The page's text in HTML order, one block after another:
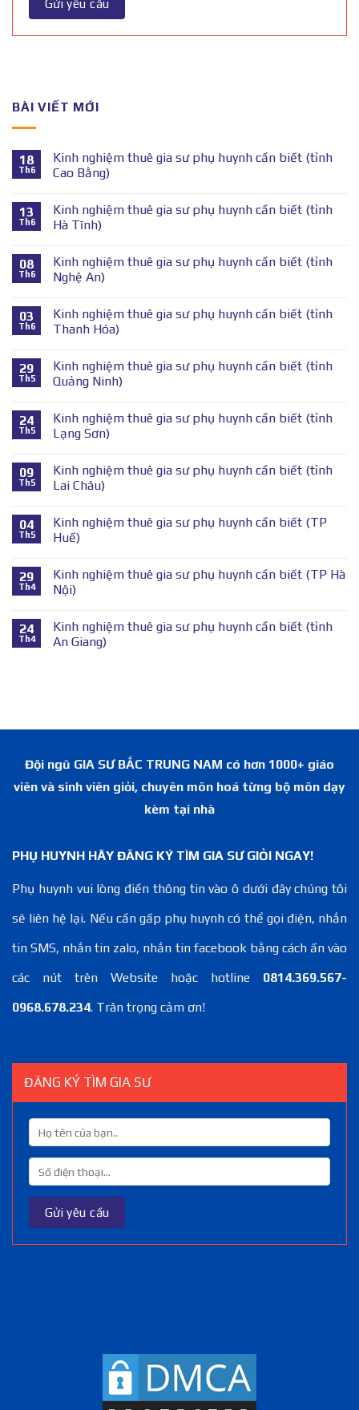
BÀI VIẾT MỚI
18
Th6
Kinh nghiệm thuê gia sư phụ huynh cần biết (tỉnh
Cao Bằng)
13
Th6
Kinh nghiệm thuê gia sư phụ huynh cần biết (tỉnh
Hà Tĩnh)
08
Th6
Kinh nghiệm thuê gia sư phụ huynh cần biết (tỉnh
Nghệ An)
03
Th6
Kinh nghiệm thuê gia sư phụ huynh cần biết (tỉnh
Thanh Hóa)
29
Th5
Kinh nghiệm thuê gia sư phụ huynh cần biết (tỉnh
Quảng Ninh)
24
Th5
Kinh nghiệm thuê gia sư phụ huynh cần biết (tỉnh
Lạng Sơn)
09
Th5
Kinh nghiệm thuê gia sư phụ huynh cần biết (tỉnh
Lai Châu)
04
Th5
Kinh nghiệm thuê gia sư phụ huynh cần biết (TP
Huế)
29
Th4
Kinh nghiệm thuê gia sư phụ huynh cần biết (TP Hà
Nội)
24
Th4
Kinh nghiệm thuê gia sư phụ huynh cần biết (tỉnh
An Giang)
Đội ngũ GIA SƯ BẮC TRUNG NAM có hơn 1000+ giáo
viên và sinh viên giỏi, chuyên môn hoá từng bộ môn dạy
kèm tại nhà
PHỤ HUYNH HÃY ĐĂNG KÝ TÌM GIA SƯ GIỎI NGAY!
Phụ huynh vui lòng điền thông tin vào ô dưới đây chúng tôi
sẽ liên hệ lại. Nếu cần gấp phụ huynh có thể gọi điện, nhắn
tin SMS, nhắn tin zalo, nhắn tin facebook bằng cách ấn vào
các nút trên Website hoặc hotline 0814.369.567-
0968.678.234. Trân trọng cảm ơn!
ĐĂNG KÝ TÌM GIA SƯ